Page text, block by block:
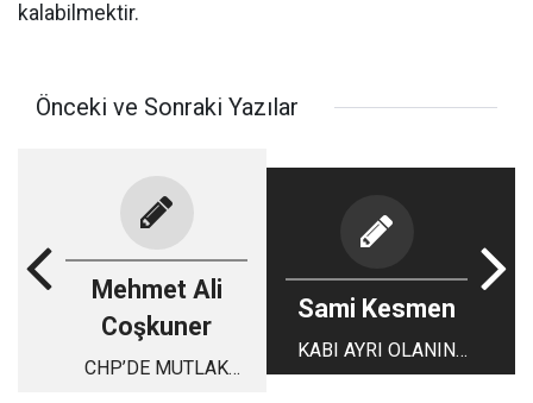
kalabilmektir.
Önceki ve Sonraki Yazılar
Mehmet Ali
Coşkuner
CHP’DE MUTLAK
Sami Kesmen
KABI AYRI OLANIN
TADI AYRI OLUR…